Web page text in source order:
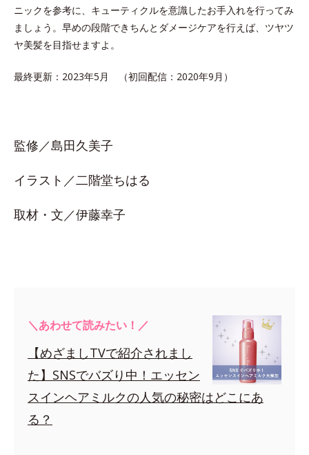
ニックを参考に、キューティクルを意識したお手入れを行ってみ
ましょう。早めの段階できちんとダメージケアを行えば、ツヤツ
ヤ美髪を目指せますよ。
最終更新：2023年5月 （初回配信：2020年9月）
監修／島田久美子
イラスト／二階堂ちはる
取材・文／伊藤幸子
＼あわせて読みたい！／
【めざましTVで紹介されまし
た】SNSでバズり中！エッセン
スインヘアミルクの人気の秘密はどこにあ
る？